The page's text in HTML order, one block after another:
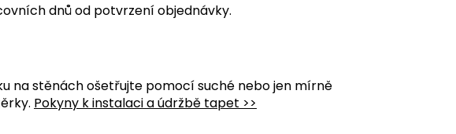
dnů od potvrzení objednávky.
na stěnách ošetřujte pomocí suché nebo jen mírně
Pokyny k instalaci a údržbě tapet >>